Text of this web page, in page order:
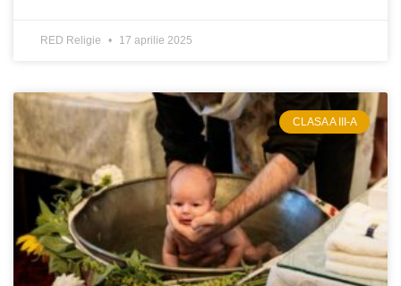
RED Religie 17 aprilie 2025
CLASA A III-A